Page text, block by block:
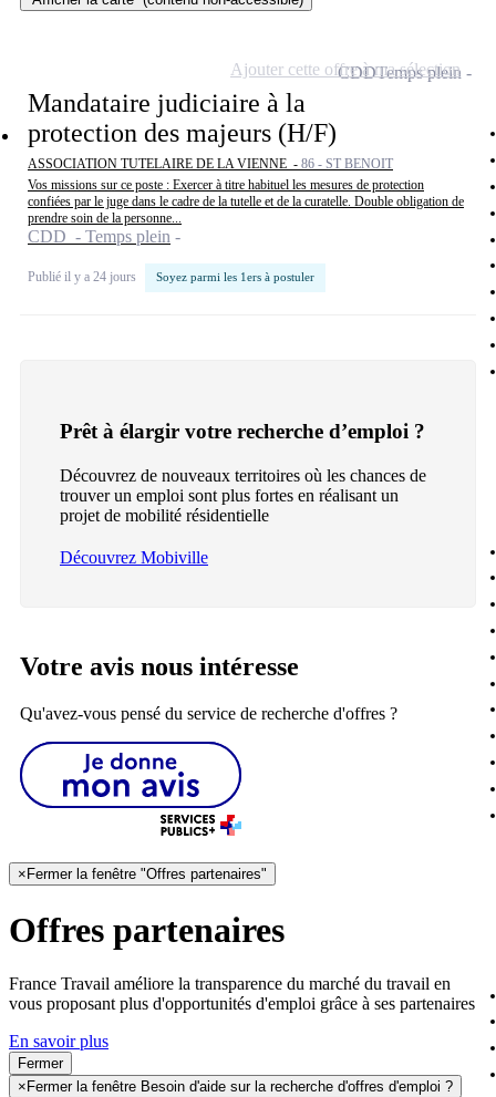
Mandataire judiciaire à la
protection des majeurs (H/F)
ASSOCIATION TUTELAIRE DE LA VIENNE - 86 - ST BENOIT
Vos missions sur ce poste : Exercer à titre habituel les mesures de protection
confiées par le juge dans le cadre de la tutelle et de la curatelle. Double obligation de
prendre soin de la personne...
CDD - Temps plein
Publié il y a 24 jours Soyez parmi les 1ers à postuler
CDDTemps plein
Ajouter cette offre à ma sélection
Prêt à élargir votre recherche d’emploi ?
Découvrez de nouveaux territoires où les chances de
trouver un emploi sont plus fortes en réalisant un
projet de mobilité résidentielle
Découvrez Mobiville
Votre avis nous intéresse
Qu'avez-vous pensé du service de recherche d'offres ?
× Fermer la fenêtre "Offres partenaires"
Offres partenaires
France Travail améliore la transparence du marché du travail en
vous proposant plus d'opportunités d'emploi grâce à ses partenaires
En savoir plus
Fermer
× Fermer la fenêtre Besoin d'aide sur la recherche d'offres d'emploi ?